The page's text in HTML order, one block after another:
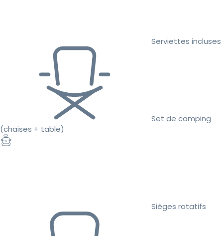
Serviettes incluses
Set de camping
(chaises + table)
Sièges rotatifs